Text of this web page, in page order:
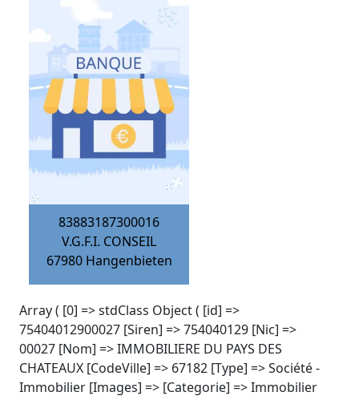
83883187300016
V.G.F.I. CONSEIL
67980 Hangenbieten
Array ( [0] => stdClass Object ( [id] =>
75404012900027 [Siren] => 754040129 [Nic] =>
00027 [Nom] => IMMOBILIERE DU PAYS DES
CHATEAUX [CodeVille] => 67182 [Type] => Société -
Immobilier [Images] => [Categorie] => Immobilier